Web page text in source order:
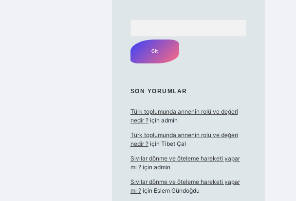
SON YORUMLAR
Türk toplumunda annenin rolü ve değeri
nedir ?için admin
Türk toplumunda annenin rolü ve değeri
nedir ?için Tibet Çal
Sıvılar dönme ve öteleme hareketi yapar
mı ?için admin
Sıvılar dönme ve öteleme hareketi yapar
mı ?için Eslem Gündoğdu